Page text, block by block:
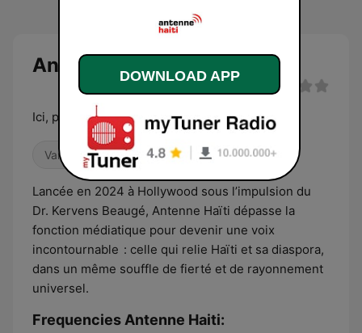
Antenne Haiti live
Ici, partout, ensemble.
Variety News Talk
Lancée en 2024 à Hollywood sous l’impulsion du
Dr. Kervens Beaugé, Antenne Haïti dépasse la
fonction médiatique pour devenir une voix
incontournable : celle qui relie Haïti et sa diaspora,
dans un même souffle de fierté et de rayonnement
universel.
Frequencies Antenne Haiti:
DOWNLOAD APP